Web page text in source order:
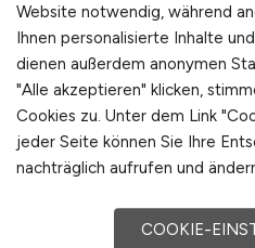
Hays
24.02.2026
Krefeld
Website notwendig, während
Ihnen personalisierte Inhalte
dienen außerdem anonymen
"Alle akzeptieren" klicken,
Cookies zu. Unter dem Link
jeder Seite können Sie Ihre
nachträglich aufrufen und
COOKIE-